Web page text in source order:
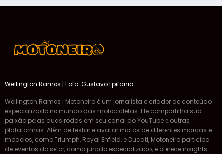
Wellington Ramos | Foto: Gustavo Epifanio
Wellington Ramos | Motoneiro é um jornalista e criador de conteúdo
especializado no mundo das motocicletas. Ele compartilha sua
paixão pelas duas rodas em seu canal do YouTube e outras
plataformas. Além de testar e avaliar motos de diferentes marcas e
modelos, como Triumph, Royal Enfield, e Ducati, Motoneiro participa
de eventos do setor, como jurado especializado, e oferece insights